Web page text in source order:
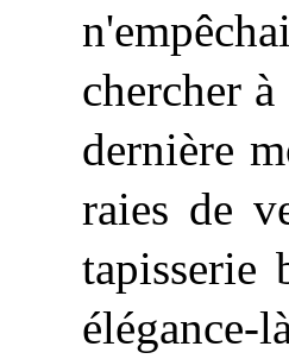
chercher
dernière
raies de
tapisserie